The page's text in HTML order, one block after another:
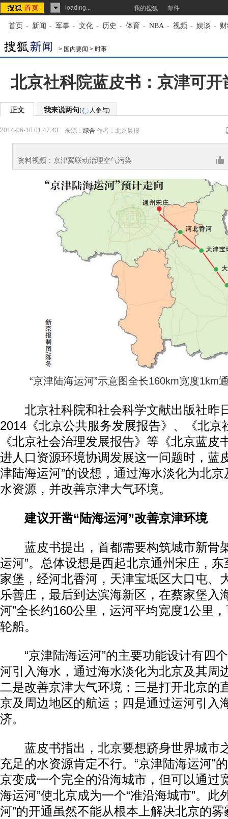
loading... 我的搜狐 邮件
首页 - 新闻 - 军事 - 文化 - 历史 - 体育 - NBA - 视频 - 娱谈 -
> 国内要闻 > 时事
北京社科院蓝皮书：京津可开
正文 我来说两句( 人参与)
2014-06-10 01:47:43 来源： 综合 作者：北京晨报
资料视频：京津冀联动治理空气污染
“京津陆海运河”示意图全长160km宽度1km
北京社科院和社会科学文献出版社昨
2014《北京公共服务发展报告》、《北京
《北京社会治理发展报告》等《北京蓝皮
进人口资源环境协调发展这一问题时，蓝
津陆海运河”的设想，通过海水淡化为北
水资源，并改善京津大气环境。
建议开凿“陆海运河”改善京津环境
蓝皮书提出，首都需要构筑城市新骨
运河”。总体设想是西起北京通州宋庄，
家堡，经河北香河，天津宝坻区大口屯、
乐善庄，最后到达滨海新区，在蔡家堡入
河”全长约160公里，运河平均宽度1公里
轮船。
“京津陆海运河”的主要功能设计有四
河引入海水，通过海水淡化为北京及其周
二是改善京津大气环境；三是打开北京的
京及周边地区的航运；四是通过运河引入
济。
蓝皮书指出，北京要想跻身世界城市
充足的水资源肯定不行。“京津陆海运河”
京变成一个完全的沿海城市，但可以通过
海运河”使北京成为一个“准沿海城市”。此
河”的开通虽然不能从根本上解决北京的